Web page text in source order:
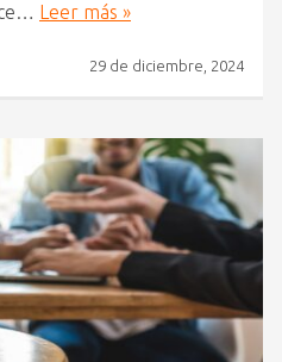
Leer más »
29 de diciembre, 2024